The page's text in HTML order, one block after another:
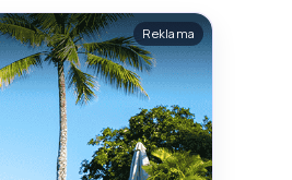
Reklama